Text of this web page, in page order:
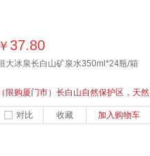
￥ 37.80
大冰泉长白山矿泉水350ml*24瓶/箱
（限购厦门市）长白山自然保护区，天然
碱性含微量元素
对比
收藏 加入购物车